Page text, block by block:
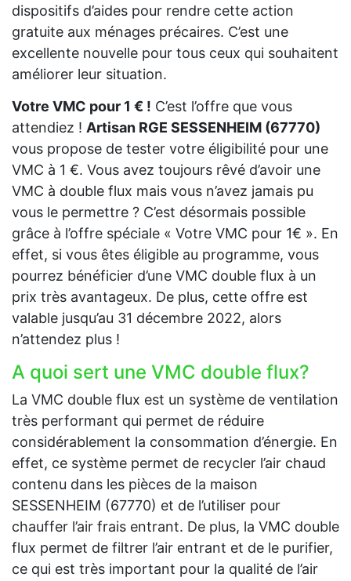
dispositifs d’aides pour rendre cette action
gratuite aux ménages précaires. C’est une
excellente nouvelle pour tous ceux qui souhaitent
améliorer leur situation.
Votre VMC pour 1 € ! C’est l’offre que vous
attendiez ! Artisan RGE SESSENHEIM (67770)
vous propose de tester votre éligibilité pour une
VMC à 1 €. Vous avez toujours rêvé d’avoir une
VMC à double flux mais vous n’avez jamais pu
vous le permettre ? C’est désormais possible
grâce à l’offre spéciale « Votre VMC pour 1€ ». En
effet, si vous êtes éligible au programme, vous
pourrez bénéficier d’une VMC double flux à un
prix très avantageux. De plus, cette offre est
valable jusqu’au 31 décembre 2022, alors
n’attendez plus !
A quoi sert une VMC double flux?
La VMC double flux est un système de ventilation
très performant qui permet de réduire
considérablement la consommation d’énergie. En
effet, ce système permet de recycler l’air chaud
contenu dans les pièces de la maison
SESSENHEIM (67770) et de l’utiliser pour
chauffer l’air frais entrant. De plus, la VMC double
flux permet de filtrer l’air entrant et de le purifier,
ce qui est très important pour la qualité de l’air